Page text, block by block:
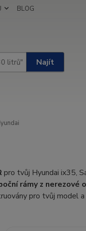
BLOG
Najít
pro tvůj Hyundai ix35,
rámy z nerezové
pro tvůj model